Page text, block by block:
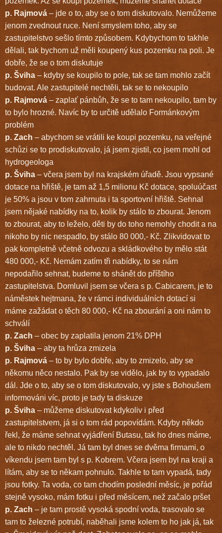
p. Rajmová – jde o to, aby se o tom diskutovalo. Nemůžeme
jenom zvednout ruce. Není smyslem toho, aby se
zastupitelstvo sešlo tímto způsobem. Kdybychom to takhle
dělali, tak bychom už měli koupený kus pozemku na poli. Je
dobře, že se o tom diskutuje
p. Šviha – kdyby se koupilo to pole, tak se tam mohlo začít
budovat. Ale zastupitelé nechtěli, tak se to nekoupilo
p. Rajmová – zaplať pánbůh, že se to tam nekoupilo, tam by
to bylo hrozné. Navíc by to určitě udělalo Formánkovým
problém
p. Zach – abychom se vrátili ke koupi pozemku, na veřejné
schůzi se to prodiskutovalo, já jsem zjistil, co jsem mohl od
hydrogeologa
p. Šviha – včera jsem byl na krajském úřadě. Jsou vypsané
dotace na hřiště, je tam až 1,5 milionu Kč dotace, spoluúčast
je 50% a jsou v tom zahrnuta i ta sportovní hřiště. Sehnal
jsem nějaké nabídky na to, kolik by stálo to zbourat. Jenom
to zbourat, aby to leželo, děti by do toho nemohly chodit a na
nikoho by nic nespadlo, by stálo 80 000,- Kč. Zlikvidovat to
pak kompletně včetně odvozu a skládkového by mělo stát
480 000,- Kč. Nemám zatím tři nabídky, to se nám
nepodařilo sehnat, budeme to shánět do příštího
zastupitelstva. Domluvil jsem se včera s p. Cabicarem, je to
náměstek hejtmana, že v rámci individuálních dotací si
máme zažádat o těch 80 000,- Kč na zbourání a oni nám to
schválí
p. Zach – obec by zaplatila jenom 21% DPH
p. Šviha – aby ta hrůza zmizela
p. Rajmová – to by bylo dobře, aby to zmizelo, aby se
někomu něco nestalo. Pak by se vidělo, jak by to vypadalo
dál. Jde o to, aby se o tom diskutovalo, vy jste s Bohoušem
informováni víc, proto je tady ta diskuze
p. Šviha – můžeme diskutovat kdykoliv i před
zastupitelstvem, já si o tom rád popovídám. Kdyby někdo
řekl, že máme sehnat vyjádření Butasu, tak ho dnes máme,
ale to nikdo nechtěl. Já tam byl dnes se dvěma firmami, o
víkendu jsem tam byl s p. Kobrem. Včera jsem byl na kraji a
lítám, aby se to někam pohnulo. Takhle to tam vypadá, tady
jsou fotky. Ta voda, co tam chodím poslední měsíc, je pořád
stejně vysoko, mám fotku i před měsícem, než začalo pršet
p. Zach – je tam prostě vysoká spodní voda, trasovalo se
tam to železné potrubí, naběhali jsme kolem to ho jak já, tak